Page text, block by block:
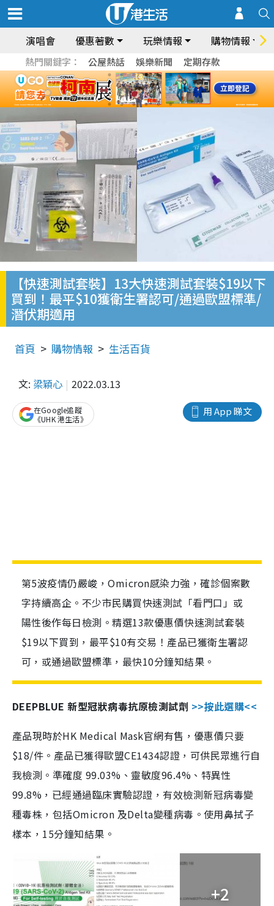
演唱會 優惠著數 玩樂情報 購物情報
熱門關鍵字： 公屋熱話 娛樂新聞 定期存款
【快速測試套裝】13大快速測試套裝$19以下
買到！最平$10獲衛生署認可/通過歐盟標準/
潛伏期適用
首頁 購物情報 生活百貨
文: 梁穎心 2022.03.13
用 App 睇文
在Google追蹤
《UHK 港生活》
第5波疫情仍嚴峻，Omicron感染力強，確診個案數
字持續高企。不少市民購買快速測試「看門口」或
陽性後作每日檢測。精選13款優惠價快速測試套裝
$19以下買到，最平$10有交易！產品已獲衛生署認
可，或通過歐盟標準，最快10分鐘知結果。
DEEPBLUE 新型冠狀病毒抗原檢測試劑 >>按此選購<<
產品現時於HK Medical Mask官網有售，優惠價只要
$18/件。產品已獲得歐盟CE1434認證，可供民眾進行自
我檢測。準確度 99.03%、靈敏度96.4%、特異性
99.8%，已經通過臨床實驗認證，有效檢測新冠病毒變
種毒株，包括Omicron 及Delta變種病毒。使用鼻拭子
樣本，15分鐘知結果。
+2